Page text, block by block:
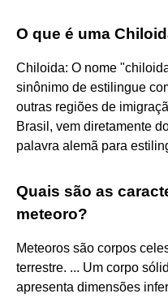
O que é uma
Chiloida: O nome
sinônimo de estilingue
outras regiões de
Brasil, vem diretamente
palavra alemã para
Quais são as
meteoro?
Meteoros são corpos
terrestre. ... Um corpo
apresenta dimensões